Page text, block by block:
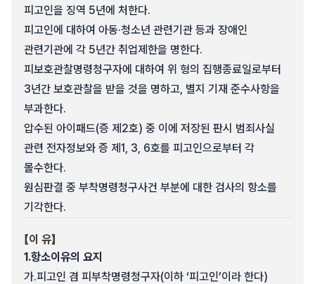
피고인을 징역 5년에 처한다.
피고인에 대하여 아동·청소년 관련기관 등과 장애인
관련기관에 각 5년간 취업제한을 명한다.
피보호관찰명령청구자에 대하여 위 형의 집행종료일로부터
3년간 보호관찰을 받을 것을 명하고, 별지 기재 준수사항을
부과한다.
압수된 아이패드(증 제2호) 중 이에 저장된 판시 범죄사실
관련 전자정보와 증 제1, 3, 6호를 피고인으로부터 각
몰수한다.
원심판결 중 부착명령청구사건 부분에 대한 검사의 항소를
기각한다.
【이 유】
1.항소이유의 요지
가.피고인 겸 피부착명령청구자(이하 ‘피고인’이라 한다)